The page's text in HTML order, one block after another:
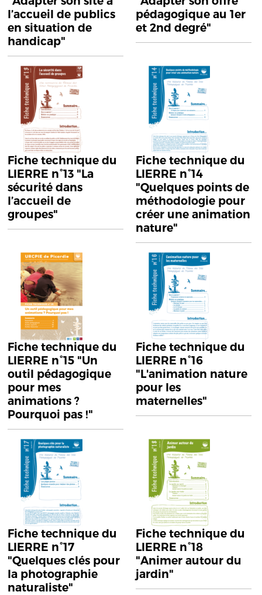
l’accueil de publics
en situation de
handicap"
pédagogique au 1er
et 2nd degré"
Fiche technique du
LIERRE n°13 "La
sécurité dans
l’accueil de
groupes"
Fiche technique du
LIERRE n°14
"Quelques points de
méthodologie pour
créer une animation
nature"
Fiche technique du
LIERRE n°15 "Un
outil pédagogique
pour mes
animations ?
Pourquoi pas !"
Fiche technique du
LIERRE n°16
"L'animation nature
pour les
maternelles"
Fiche technique du
LIERRE n°17
"Quelques clés pour
la photographie
naturaliste"
Fiche technique du
LIERRE n°18
"Animer autour du
jardin"